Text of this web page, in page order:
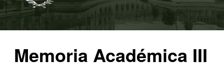
Memoria Académica III